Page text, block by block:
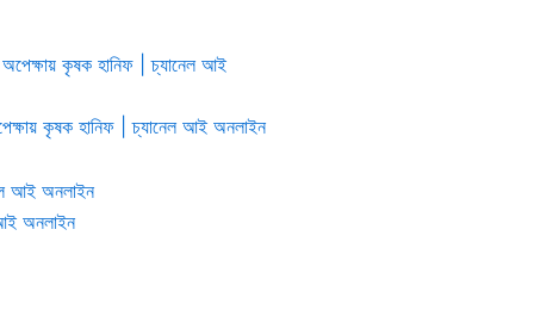
কৃষক হানিফ | চ্যানেল আই অনলাইন
আই অনলাইন